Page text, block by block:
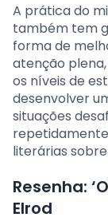
A prática do
também tem
forma de
atenção
os níveis de
desenvolver
situações
literárias
Resenha:
Elrod